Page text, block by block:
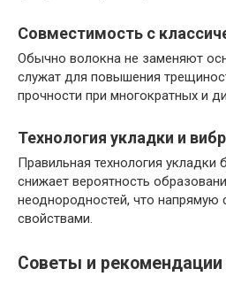
Совместимость с
Обычно волокна не заменяют
служат для повышения
прочности при многократных и
Технология укладки и
Правильная технология укладки
снижает вероятность
неоднородностей, что напрямую
свойствами.
Советы и рекомендации